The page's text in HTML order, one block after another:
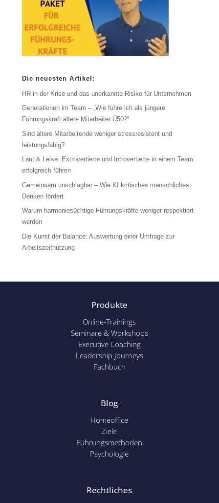
Die neuesten Artikel:
HR in der Krise und das unerkannte Risiko für Unternehmen
Generationen im Team – „Wie führe ich als jüngere
Führungskraft ältere Mitarbeiter Ü50?“
Sind ältere Mitarbeitende weniger stressresistent und
leistungsfähig?
Laut & Leise: Extrovertierte und Introvertierte in einem Team
erfolgreich führen
Gemeinsam unschlagbar – Wie KI kritisches menschliches
Denken fördert
Warum harmoniesüchtige Führungskräfte weniger respektiert
werden
Die Kunst der Balance: Auswertung einer Umfrage zur
Arbeitszeitnutzung
Produkte
Online-Trainings
Seminare & Workshops
Executive Coaching
Leadership Journeys
Fachbuch
Blog
Homeoffice
Ziele
Führungsmethoden
Psychologie
Rechtliches